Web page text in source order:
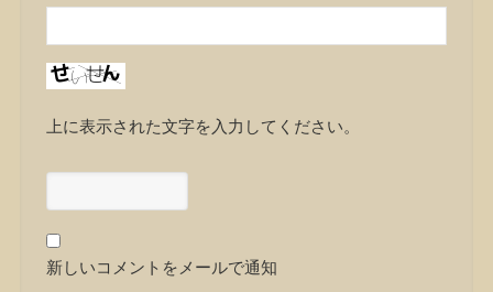
上に表示された文字を入力してください。
新しいコメントをメールで通知